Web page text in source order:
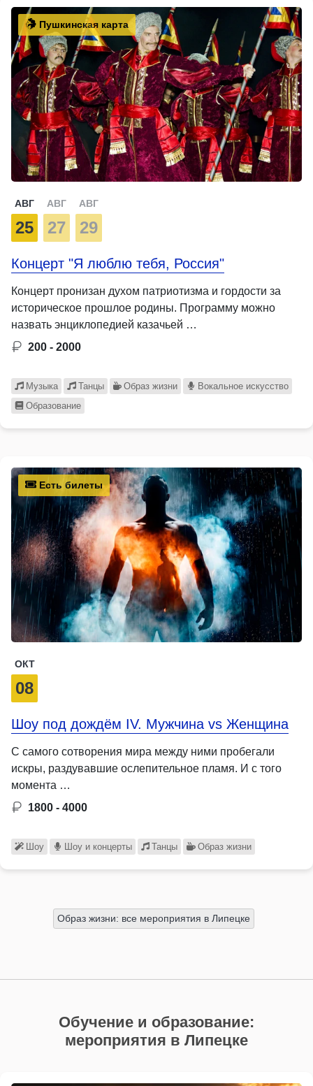
Пушкинская карта
АВГ
25
АВГ
27
АВГ
29
Концерт "Я люблю тебя, Россия"
Концерт пронизан духом патриотизма и гордости за
историческое прошлое родины. Программу можно
назвать энциклопедией казачьей …
200 - 2000
Музыка Танцы Образ жизни
Вокальное искусство
Образование
Есть билеты
ОКТ
08
Шоу под дождём IV. Мужчина vs Женщина
С самого сотворения мира между ними пробегали
искры, раздувавшие ослепительное пламя. И с того
момента …
1800 - 4000
Шоу Шоу и концерты Танцы Образ жизни
Образ жизни: все мероприятия в Липецке
Обучение и образование:
мероприятия в Липецке